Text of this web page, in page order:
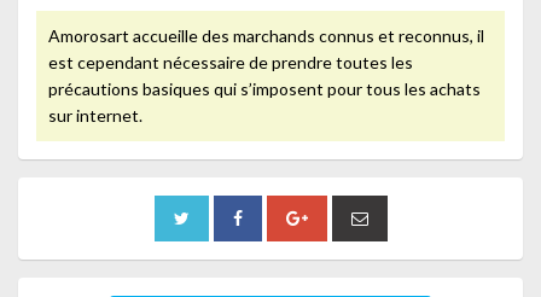
Amorosart accueille des marchands connus et reconnus, il
est cependant nécessaire de prendre toutes les
précautions basiques qui s’imposent pour tous les achats
sur internet.